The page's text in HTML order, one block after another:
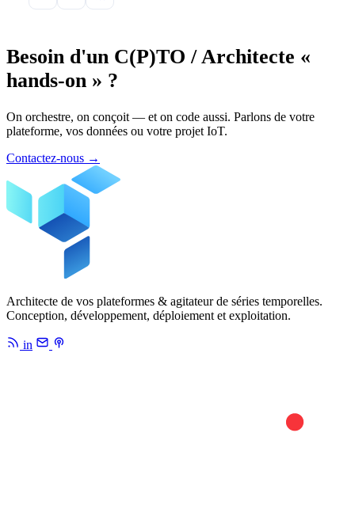
Besoin d'un C(P)TO / Architecte «
hands-on » ?
On orchestre, on conçoit — et on code aussi. Parlons de votre
plateforme, vos données ou votre projet IoT.
Contactez-nous →
Architecte de vos plateformes & agitateur de séries temporelles.
Conception, développement, déploiement et exploitation.
in